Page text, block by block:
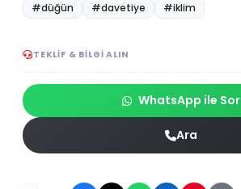
#düğün #davetiye #iklim
TEKLIF & BILGI ALIN
WhatsApp ile Sor
Ara